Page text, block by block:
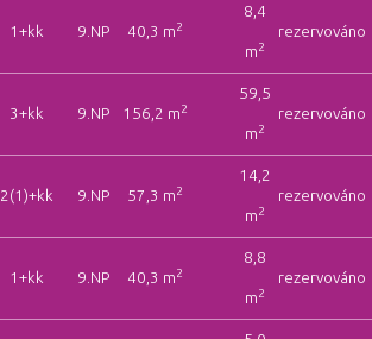
1+kk 9.NP 40,3 m2
8,4
m2
rezervováno
3+kk 9.NP 156,2 m2
59,5
m2
rezervováno
2(1)+kk 9.NP 57,3 m2
14,2
m2
rezervováno
1+kk 9.NP 40,3 m2
8,8
m2
rezervováno